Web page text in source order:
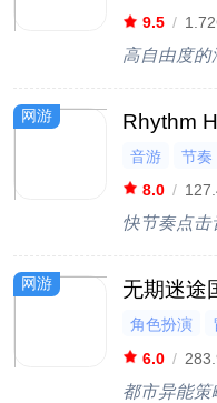
多人联机
9.5 /
高自由度的
网游 Rhythm
音游 节奏
8.0 /
快节奏点击
网游 无期迷途
角色扮演
卡牌
6.0 /
都市异能